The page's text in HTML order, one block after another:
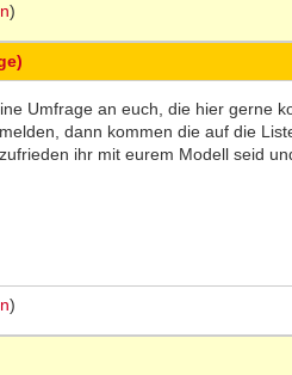
)
Umfrage an euch, die hier gerne
dann kommen die auf die
ihr mit eurem Modell seid
)